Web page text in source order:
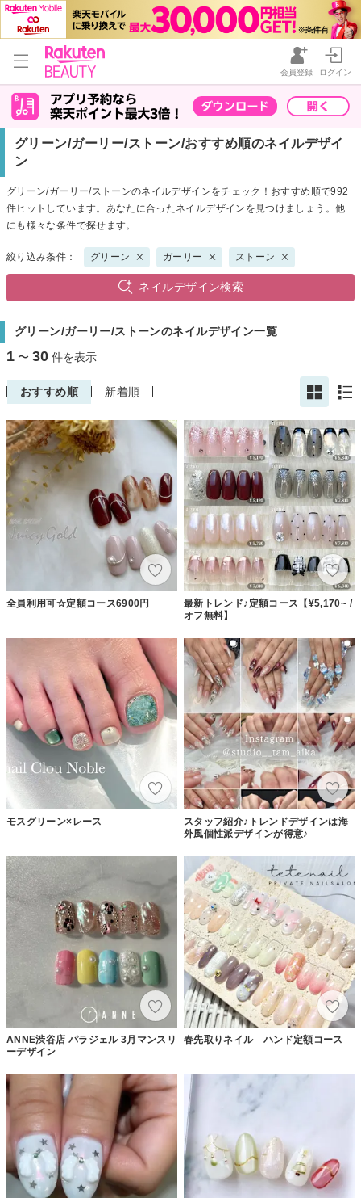
会員登録 ログイン
グリーン/ガーリー/ストーン/おすすめ順のネイルデザイ
ン
グリーン/ガーリー/ストーンのネイルデザインをチェック！おすすめ順で992
件ヒットしています。あなたに合ったネイルデザインを見つけましょう。他
にも様々な条件で探せます。
絞り込み条件： グリーン ガーリー ストーン
ネイルデザイン検索
グリーン/ガーリー/ストーンのネイルデザイン一覧
1 〜 30 件を表示
おすすめ順 新着順
全員利用可☆定額コース6900円
最新トレンド♪定額コース【¥5,170~ /
オフ無料】
モスグリーン×レース
スタッフ紹介♪トレンドデザインは海
外風個性派デザインが得意♪
ANNE渋谷店 パラジェル 3月マンスリ
ーデザイン
春先取りネイル ハンド定額コース